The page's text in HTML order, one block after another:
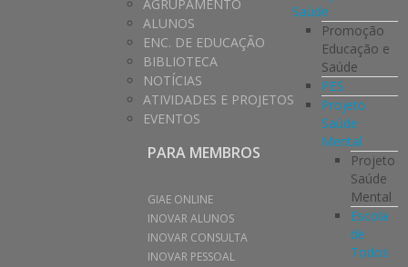
Saúde
Promoção
Educação e
Saúde
PES
Projeto
Saúde
Mental
Projeto
Saúde
Mental
Escola
de
Todos
AGRUPAMENTO
ALUNOS
ENC. DE EDUCAÇÃO
BIBLIOTECA
NOTÍCIAS
ATIVIDADES E PROJETOS
EVENTOS
PARA MEMBROS
GIAE ONLINE
INOVAR ALUNOS
INOVAR CONSULTA
INOVAR PESSOAL